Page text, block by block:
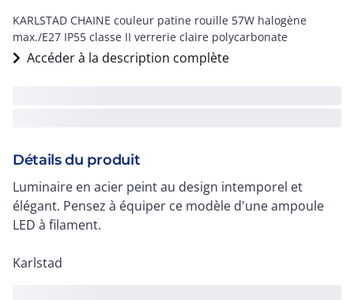
KARLSTAD CHAINE couleur patine rouille 57W halogène
max./E27 IP55 classe II verrerie claire polycarbonate
Accéder à la description complète
Détails du produit
Luminaire en acier peint au design intemporel et
élégant. Pensez à équiper ce modèle d'une ampoule
LED à filament.
Karlstad